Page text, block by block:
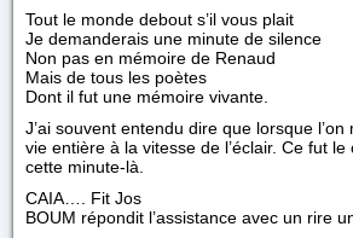
Tout le monde debout s’il vous plait
Je demanderais une minute de silence
Non pas en mémoire de Renaud
Mais de tous les poètes
Dont il fut une mémoire vivante.
J’ai souvent entendu dire que lorsque
vie entière à la vitesse de l’éclair. Ce fut
cette minute-là.
CAIA…. Fit Jos
BOUM répondit l’assistance avec un rire